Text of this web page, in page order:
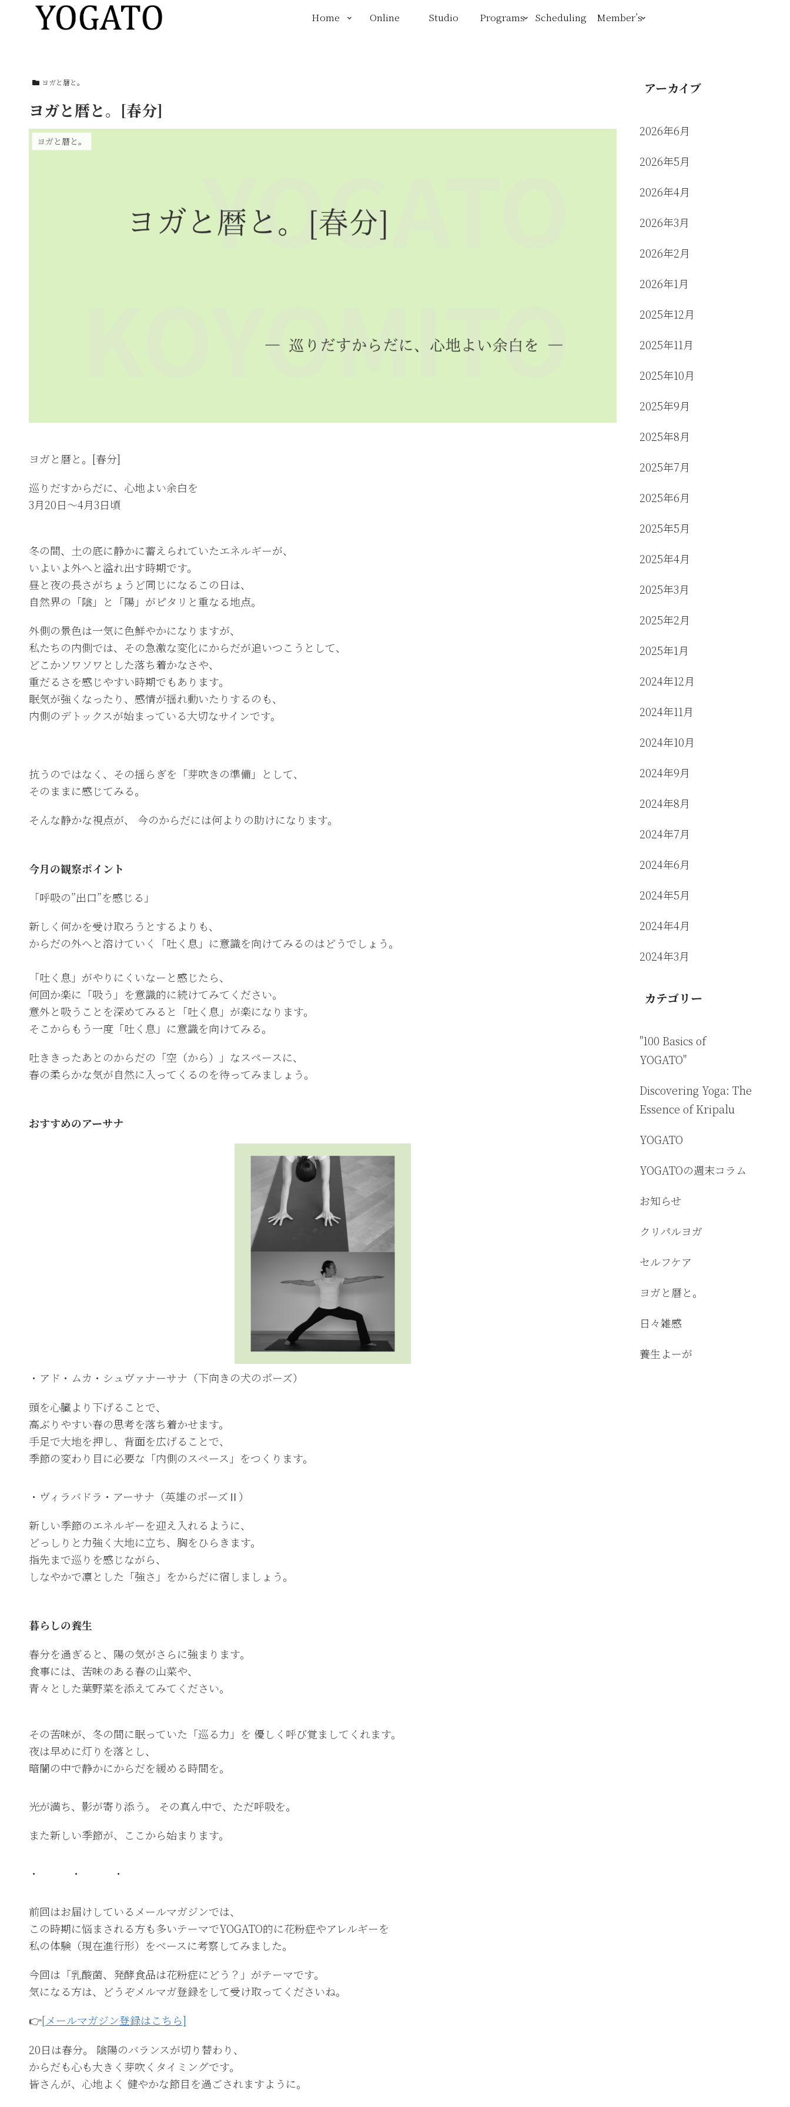
Home Online Studio Programs Scheduling Member’s
ヨガと暦と。
ヨガと暦と。[春分]
ヨガと暦と。
ヨガと暦と。[春分]
巡りだすからだに、心地よい余白を
3月20日～4月3日頃
冬の間、土の底に静かに蓄えられていたエネルギーが、
いよいよ外へと溢れ出す時期です。
昼と夜の長さがちょうど同じになるこの日は、
自然界の「陰」と「陽」がピタリと重なる地点。
外側の景色は一気に色鮮やかになりますが、
私たちの内側では、その急激な変化にからだが追いつこうとして、
どこかソワソワとした落ち着かなさや、
重だるさを感じやすい時期でもあります。
眠気が強くなったり、感情が揺れ動いたりするのも、
内側のデトックスが始まっている大切なサインです。
抗うのではなく、その揺らぎを「芽吹きの準備」として、
そのままに感じてみる。
そんな静かな視点が、 今のからだには何よりの助けになります。
今月の観察ポイント
「呼吸の”出口”を感じる」
新しく何かを受け取ろうとするよりも、
からだの外へと溶けていく「吐く息」に意識を向けてみるのはどうでしょう。
「吐く息」がやりにくいなーと感じたら、
何回か楽に「吸う」を意識的に続けてみてください。
意外と吸うことを深めてみると「吐く息」が楽になります。
そこからもう一度「吐く息」に意識を向けてみる。
吐ききったあとのからだの「空（から）」なスペースに、
春の柔らかな気が自然に入ってくるのを待ってみましょう。
おすすめのアーサナ
・アド・ムカ・シュヴァナーサナ（下向きの犬のポーズ）
頭を心臓より下げることで、
高ぶりやすい春の思考を落ち着かせます。
手足で大地を押し、背面を広げることで、
季節の変わり目に必要な「内側のスペース」をつくります。
・ヴィラバドラ・アーサナ（英雄のポーズⅡ）
新しい季節のエネルギーを迎え入れるように、
どっしりと力強く大地に立ち、胸をひらきます。
指先まで巡りを感じながら、
しなやかで凛とした「強さ」をからだに宿しましょう。
暮らしの養生
春分を過ぎると、陽の気がさらに強まります。
食事には、苦味のある春の山菜や、
青々とした葉野菜を添えてみてください。
その苦味が、冬の間に眠っていた「巡る力」を 優しく呼び覚ましてくれます。
夜は早めに灯りを落とし、
暗闇の中で静かにからだを緩める時間を。
光が満ち、影が寄り添う。 その真ん中で、ただ呼吸を。
また新しい季節が、ここから始まります。
・ ・ ・
前回はお届けしているメールマガジンでは、
この時期に悩まされる方も多いテーマでYOGATO的に花粉症やアレルギーを
私の体験（現在進行形）をベースに考察してみました。
今回は「乳酸菌、発酵食品は花粉症にどう？」がテーマです。
気になる方は、どうぞメルマガ登録をして受け取ってくださいね。
👉[メールマガジン登録はこちら]
20日は春分。 陰陽のバランスが切り替わり、
からだも心も大きく芽吹くタイミングです。
皆さんが、心地よく 健やかな節目を過ごされますように。
アーカイブ
2026年6月
2026年5月
2026年4月
2026年3月
2026年2月
2026年1月
2025年12月
2025年11月
2025年10月
2025年9月
2025年8月
2025年7月
2025年6月
2025年5月
2025年4月
2025年3月
2025年2月
2025年1月
2024年12月
2024年11月
2024年10月
2024年9月
2024年8月
2024年7月
2024年6月
2024年5月
2024年4月
2024年3月
カテゴリー
"100 Basics of
YOGATO"
Discovering Yoga: The
Essence of Kripalu
YOGATO
YOGATOの週末コラム
お知らせ
クリパルヨガ
セルフケア
ヨガと暦と。
日々雑感
養生よーが